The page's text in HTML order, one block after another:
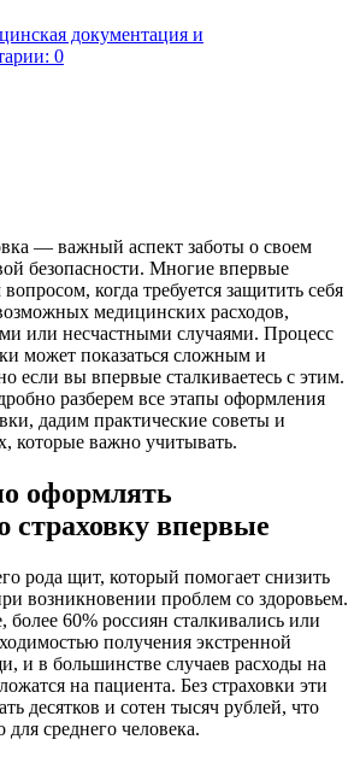
документация и
0
— важный аспект заботы о своем
безопасности. Многие впервые
когда требуется защитить себя
медицинских расходов,
или несчастными случаями. Процесс
может показаться сложным и
если вы впервые сталкиваетесь с этим.
разберем все этапы оформления
дадим практические советы и
которые важно учитывать.
оформлять
страховку впервые
рода щит, который помогает снизить
возникновении проблем со здоровьем.
более 60% россиян сталкивались или
получения экстренной
и в большинстве случаев расходы на
на пациента. Без страховки эти
десятков и сотен тысяч рублей, что
для среднего человека.